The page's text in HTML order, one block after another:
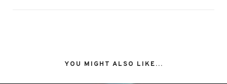
YOU MIGHT ALSO LIKE...